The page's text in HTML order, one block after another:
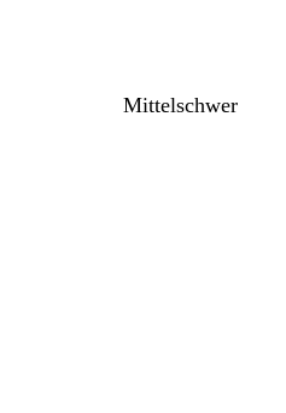
Mittelschwer